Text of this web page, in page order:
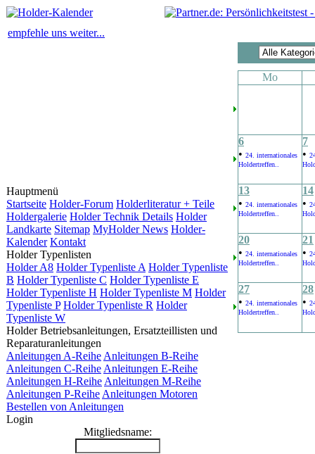
empfehle uns weiter...
Hauptmenü
Startseite Holder-Forum Holderliteratur + Teile
Holdergalerie Holder Technik Details Holder
Landkarte Sitemap MyHolder News Holder-
Kalender Kontakt
Holder Typenlisten
Holder A8 Holder Typenliste A Holder Typenliste
B Holder Typenliste C Holder Typenliste E
Holder Typenliste H Holder Typenliste M Holder
Typenliste P Holder Typenliste R Holder
Typenliste W
Holder Betriebsanleitungen, Ersatzteillisten und
Reparaturanleitungen
Anleitungen A-Reihe Anleitungen B-Reihe
Anleitungen C-Reihe Anleitungen E-Reihe
Anleitungen H-Reihe Anleitungen M-Reihe
Anleitungen P-Reihe Anleitungen Motoren
Bestellen von Anleitungen
Login
Mitgliedsname:
Mo
6
• 24. internationales
Holdertreffen..
7
•
13
• 24. internationales
Holdertreffen..
14
•
20
• 24. internationales
Holdertreffen..
21
•
27
• 24. internationales
Holdertreffen..
28
•